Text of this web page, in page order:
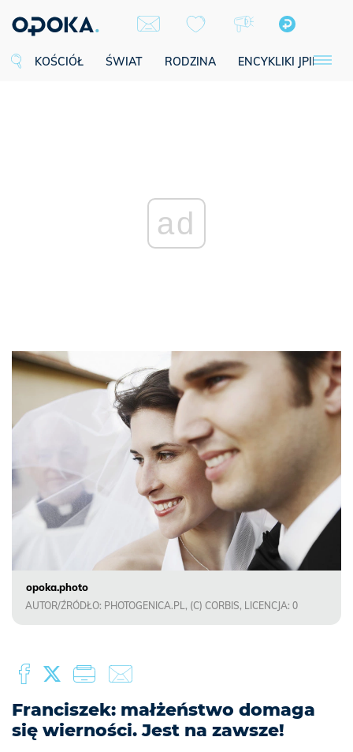
KOŚCIÓŁ ŚWIAT RODZINA ENCYKLIKI JPII
ad
opoka.photo
AUTOR/ŹRÓDŁO: PHOTOGENICA.PL, (C) CORBIS, LICENCJA: 0
Franciszek: małżeństwo domaga
się wierności. Jest na zawsze!